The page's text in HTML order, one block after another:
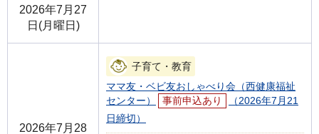
2026年7月27
日(月曜日)
2026年7月28
子育て・教育
ママ友・ベビ友おしゃべり会（西健康福祉
センター）
事前申込あり
（2026年7月21
日締切）